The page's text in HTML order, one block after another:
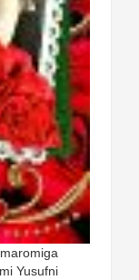
Yusufni